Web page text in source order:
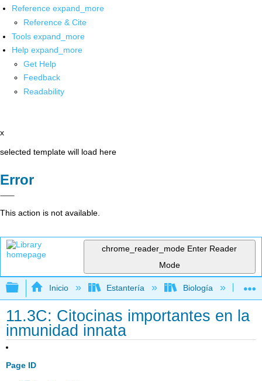
Reference expand_more
Reference & Cite
Tools expand_more
Help expand_more
Get Help
Feedback
Readability
x
selected template will load here
Error
This action is not available.
chrome_reader_mode Enter Reader
Mode
Expandir/contraer jerarquía global
Inicio Estantería Biología
11.3C: Citocinas importantes en la
inmunidad innata
Page ID